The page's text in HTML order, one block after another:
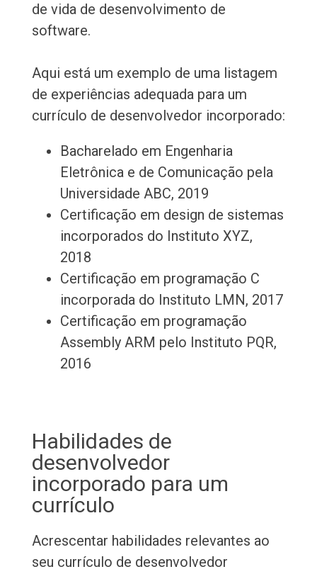
de vida de desenvolvimento de
software.
Aqui está um exemplo de uma listagem
de experiências adequada para um
currículo de desenvolvedor incorporado:
Bacharelado em Engenharia
Eletrônica e de Comunicação pela
Universidade ABC, 2019
Certificação em design de sistemas
incorporados do Instituto XYZ,
2018
Certificação em programação C
incorporada do Instituto LMN, 2017
Certificação em programação
Assembly ARM pelo Instituto PQR,
2016
Habilidades de
desenvolvedor
incorporado para um
currículo
Acrescentar habilidades relevantes ao
seu currículo de desenvolvedor